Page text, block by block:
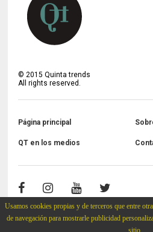
Usamos cookies propias y de terceros que entre
de navegación para mostrarle publicidad
sitio.
© 2015 Quinta trends
All rights reserved.
Página principal
QT en los medios